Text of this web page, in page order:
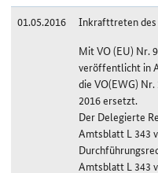
01.05.2016
Inkrafttreten
Mit VO (EU) Nr.
veröffentlicht in
die VO(EWG)
2016 ersetzt.
Der Delegierte
Amtsblatt L 343
Amtsblatt L 343